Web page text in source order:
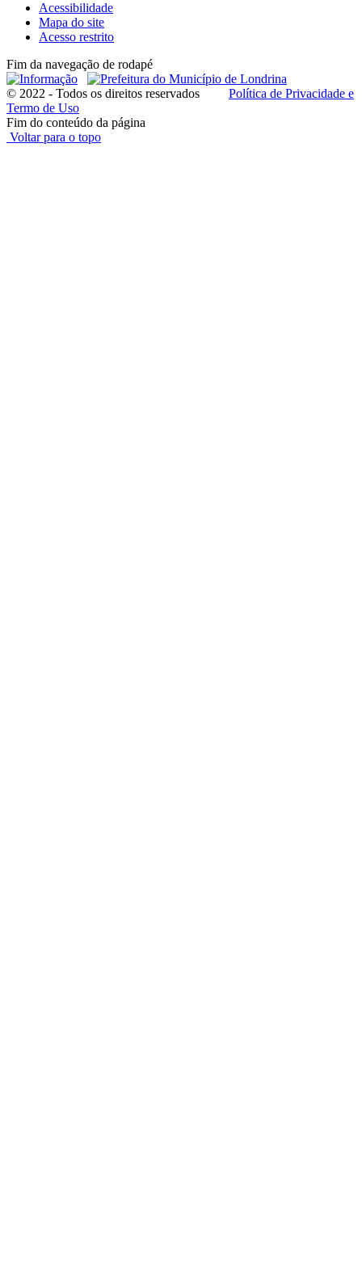
Acessibilidade
Mapa do site
Acesso restrito
Fim da navegação de rodapé
© 2022 - Todos os direitos reservados Política de Privacidade e
Termo de Uso
Fim do conteúdo da página
Voltar para o topo